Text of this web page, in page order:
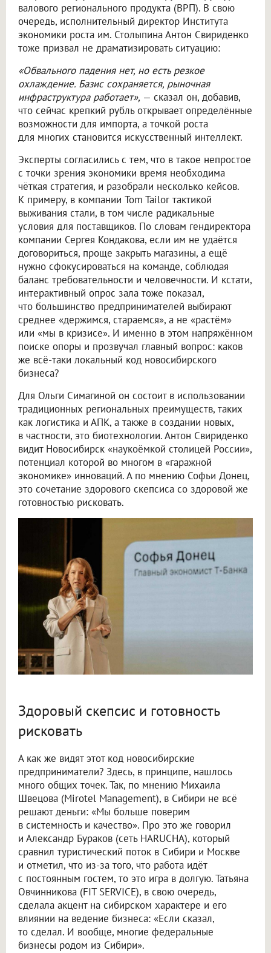
валового регионального продукта (ВРП). В свою
очередь, исполнительный директор Института
экономики роста им. Столыпина Антон Свириденко
тоже призвал не драматизировать ситуацию:
«Обвального падения нет, но есть резкое
охлаждение. Базис сохраняется, рыночная
инфраструктура работает», — сказал он, добавив,
что сейчас крепкий рубль открывает определённые
возможности для импорта, а точкой роста
для многих становится искусственный интеллект.
Эксперты согласились с тем, что в такое непростое
с точки зрения экономики время необходима
чёткая стратегия, и разобрали несколько кейсов.
К примеру, в компании Tom Tailor тактикой
выживания стали, в том числе радикальные
условия для поставщиков. По словам гендиректора
компании Сергея Кондакова, если им не удаётся
договориться, проще закрыть магазины, а ещё
нужно сфокусироваться на команде, соблюдая
баланс требовательности и человечности. И кстати,
интерактивный опрос зала тоже показал,
что большинство предпринимателей выбирают
среднее «держимся, стараемся», а не «растём»
или «мы в кризисе». И именно в этом напряжённом
поиске опоры и прозвучал главный вопрос: каков
же всё-таки локальный код новосибирского
бизнеса?
Для Ольги Симагиной он состоит в использовании
традиционных региональных преимуществ, таких
как логистика и АПК, а также в создании новых,
в частности, это биотехнологии. Антон Свириденко
видит Новосибирск «наукоёмкой столицей России»,
потенциал которой во многом в «гаражной
экономике» инноваций. А по мнению Софьи Донец,
это сочетание здорового скепсиса со здоровой же
готовностью рисковать.
Здоровый скепсис и готовность
рисковать
А как же видят этот код новосибирские
предприниматели? Здесь, в принципе, нашлось
много общих точек. Так, по мнению Михаила
Швецова (Mirotel Management), в Сибири не всё
решают деньги: «Мы больше поверим
в системность и качество». Про это же говорил
и Александр Бураков (сеть HARUCHA), который
сравнил туристический поток в Сибири и Москве
и отметил, что из-за того, что работа идёт
с постоянным гостем, то это игра в долгую. Татьяна
Овчинникова (FIT SERVICE), в свою очередь,
сделала акцент на сибирском характере и его
влиянии на ведение бизнеса: «Если сказал,
то сделал. И вообще, многие федеральные
бизнесы родом из Сибири».